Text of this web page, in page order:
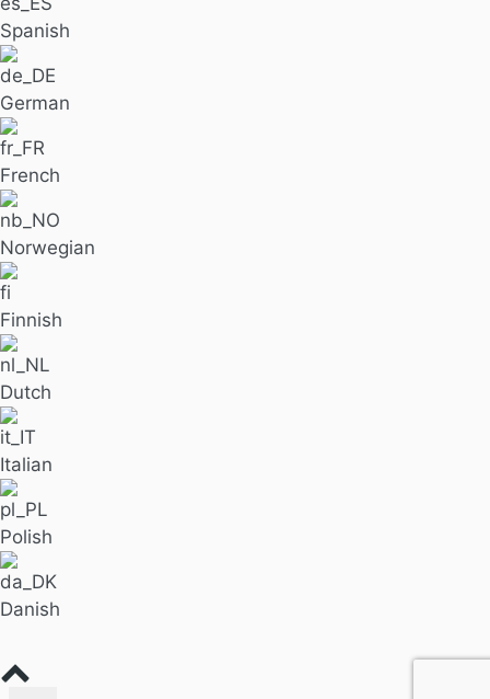
Spanish
German
French
Norwegian
Finnish
Dutch
Italian
Polish
Danish